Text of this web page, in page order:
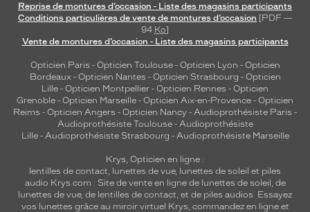
Reprise de montures d’occasion - Liste des magasins participants
Conditions particulières de vente de montures d’occasion [PDF —
94 Ko]
Vente de montures d’occasion - Liste des magasins participants
Opticien Paris - Opticien Toulouse- Opticien Lyon - Opticien
Bordeaux- Opticien Nantes - Opticien Strasbourg - Opticien
Lille - Opticien Montpellier - Opticien Rennes - Opticien
Grenoble - Opticien Marseille - Opticien Aix-en-Provence - Opticien
Reims - Opticien Angers - Opticien Nancy - Audioprothésiste Paris -
Audioprothésiste Toulouse- Audioprothésiste
Lille- Audioprothésiste Strasbourg - Audioprothésiste Marseille
Krys, Opticien en ligne :
lentilles de contact lunettes de vue, lunettes de soleil et piles
audio Krys.com : Site de vente en ligne de lunettes de soleil, de
lunettes de vue, de lentilles de contact , et de piles audios. Essayez
vos lunettes grâce au miroir virtuel Krys, commandez en ligne et